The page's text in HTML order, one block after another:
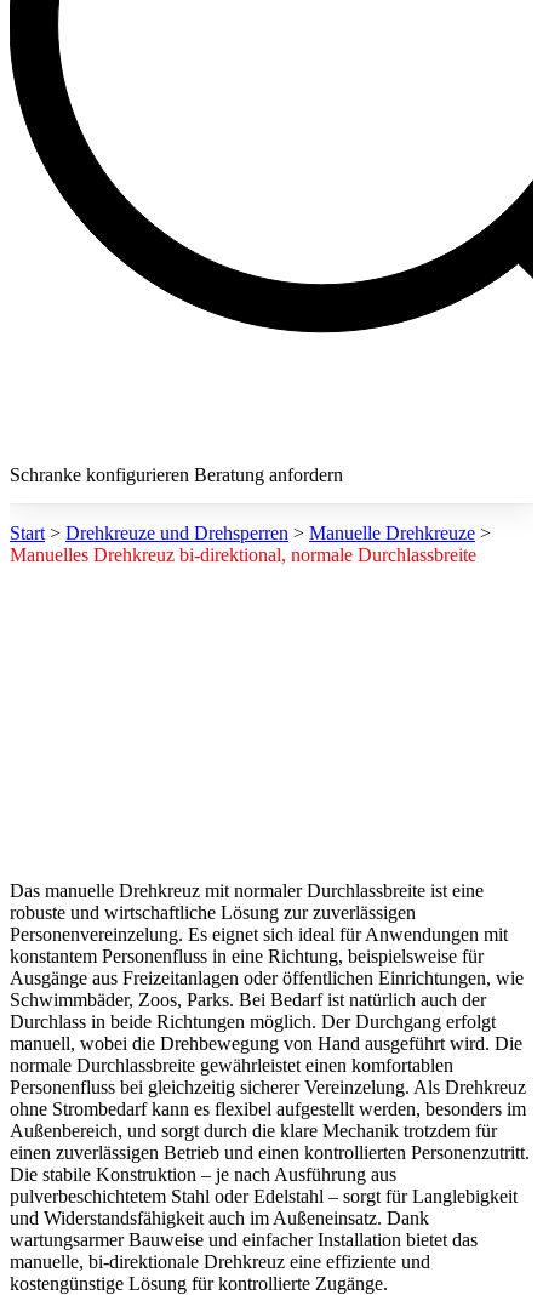
Schranke konfigurieren Beratung anfordern
Start > Drehkreuze und Drehsperren > Manuelle Drehkreuze >
Manuelles Drehkreuz bi-direktional, normale Durchlassbreite
Das manuelle Drehkreuz mit normaler Durchlassbreite ist eine
robuste und wirtschaftliche Lösung zur zuverlässigen
Personenvereinzelung. Es eignet sich ideal für Anwendungen mit
konstantem Personenfluss in eine Richtung, beispielsweise für
Ausgänge aus Freizeitanlagen oder öffentlichen Einrichtungen, wie
Schwimmbäder, Zoos, Parks. Bei Bedarf ist natürlich auch der
Durchlass in beide Richtungen möglich. Der Durchgang erfolgt
manuell, wobei die Drehbewegung von Hand ausgeführt wird. Die
normale Durchlassbreite gewährleistet einen komfortablen
Personenfluss bei gleichzeitig sicherer Vereinzelung. Als Drehkreuz
ohne Strombedarf kann es flexibel aufgestellt werden, besonders im
Außenbereich, und sorgt durch die klare Mechanik trotzdem für
einen zuverlässigen Betrieb und einen kontrollierten Personenzutritt.
Die stabile Konstruktion – je nach Ausführung aus
pulverbeschichtetem Stahl oder Edelstahl – sorgt für Langlebigkeit
und Widerstandsfähigkeit auch im Außeneinsatz. Dank
wartungsarmer Bauweise und einfacher Installation bietet das
manuelle, bi-direktionale Drehkreuz eine effiziente und
kostengünstige Lösung für kontrollierte Zugänge.